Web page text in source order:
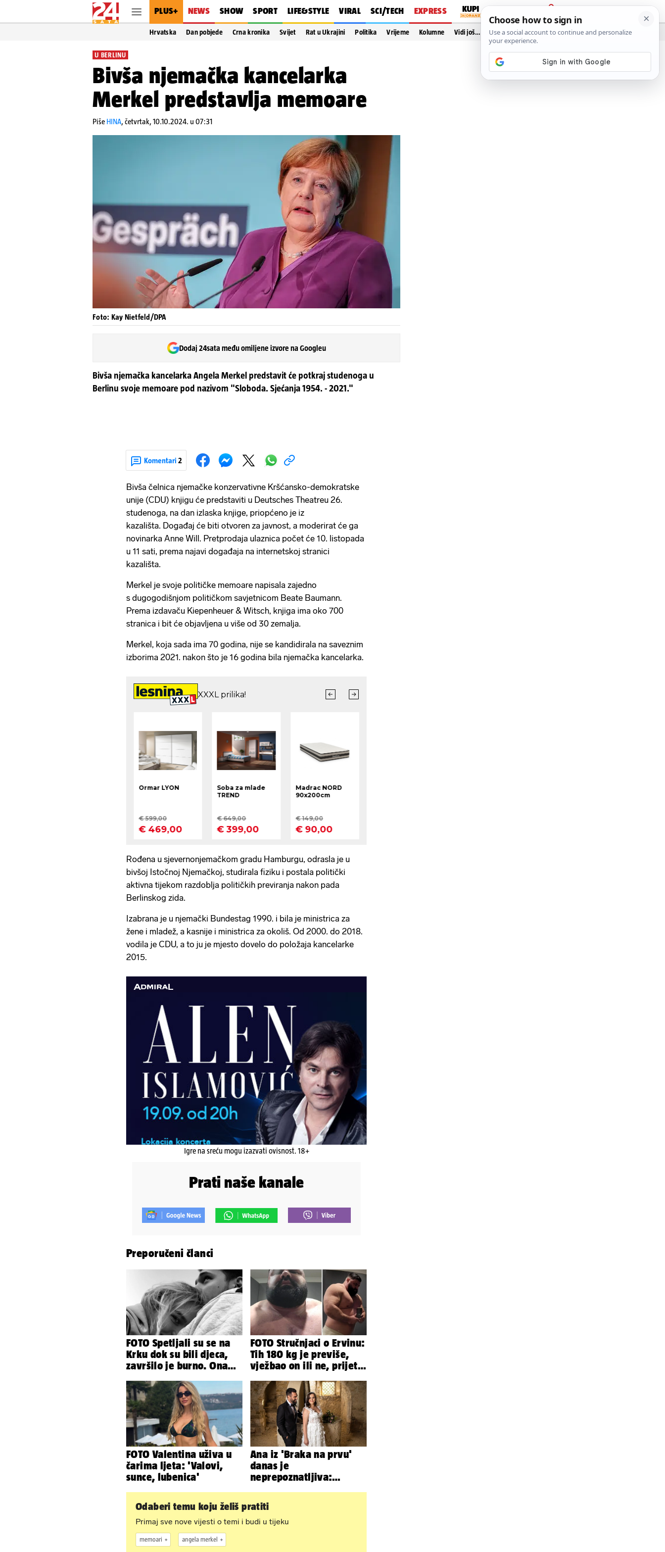
PLUS+ NEWS SHOW SPORT LIFE&STYLE VIRAL SCI/TECH EXPRESS
PRIJAVA
Hrvatska Dan pobjede Crna kronika Svijet Rat u Ukrajini Politika Vrijeme Kolumne Vidi još…
U BERLINU
Bivša njemačka kancelarka
Merkel predstavlja memoare
Piše HINA,četvrtak, 10.10.2024. u 07:31
Foto: Kay Nietfeld/DPA
Dodaj 24sata među omiljene izvore na Googleu
Bivša njemačka kancelarka Angela Merkel predstavit će potkraj studenoga u
Berlinu svoje memoare pod nazivom "Sloboda. Sjećanja 1954. - 2021."
Komentari 2
Bivša čelnica njemačke konzervativne Kršćansko-demokratske
unije (CDU) knjigu će predstaviti u Deutsches Theatreu 26.
studenoga, na dan izlaska knjige, priopćeno je iz
kazališta. Događaj će biti otvoren za javnost, a moderirat će ga
novinarka Anne Will. Pretprodaja ulaznica počet će 10. listopada
u 11 sati, prema najavi događaja na internetskoj stranici
kazališta.
Merkel je svoje političke memoare napisala zajedno
s dugogodišnjom političkom savjetnicom Beate Baumann.
Prema izdavaču Kiepenheuer & Witsch, knjiga ima oko 700
stranica i bit će objavljena u više od 30 zemalja.
Merkel, koja sada ima 70 godina, nije se kandidirala na saveznim
izborima 2021. nakon što je 16 godina bila njemačka kancelarka.
Rođena u sjevernonjemačkom gradu Hamburgu, odrasla je u
bivšoj Istočnoj Njemačkoj, studirala fiziku i postala politički
aktivna tijekom razdoblja političkih previranja nakon pada
Berlinskog zida.
Izabrana je u njemački Bundestag 1990. i bila je ministrica za
žene i mladež, a kasnije i ministrica za okoliš. Od 2000. do 2018.
vodila je CDU, a to ju je mjesto dovelo do položaja kancelarke
2015.
Igre na sreću mogu izazvati ovisnost. 18+
Prati naše kanale
Preporučeni članci
FOTO Spetljali su se na
Krku dok su bili djeca,
završilo je burno. Ona
FOTO Stručnjaci o Ervinu:
Tih 180 kg je previše,
vježbao on ili ne, prijete
FOTO Valentina uživa u
čarima ljeta: 'Valovi,
sunce, lubenica'
Ana iz 'Braka na prvu'
danas je
neprepoznatljiva:
Odaberi temu koju želiš pratiti
Primaj sve nove vijesti o temi i budi u tijeku
memoari angela merkel